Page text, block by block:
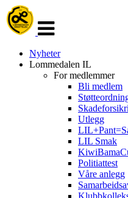
navigasjon
Nyheter
Lommedalen IL
For medlemmer
Bli medlem
Utlegg
LIL Smak
Politiattest
Våre anlegg